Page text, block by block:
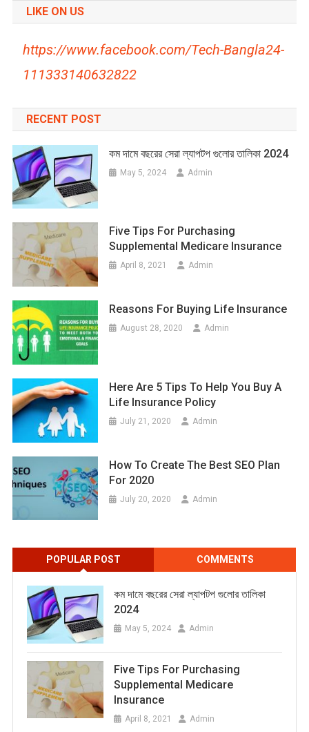
LIKE ON US
https://www.facebook.com/Tech-Bangla24-
111333140632822
RECENT POST
কম দামে বছরের সেরা ল্যাপটপ গুলোর তালিকা 2024
May 5, 2024 Admin
Five Tips For Purchasing
Supplemental Medicare Insurance
April 8, 2021 Admin
Reasons For Buying Life Insurance
August 28, 2020 Admin
Here Are 5 Tips To Help You Buy A
Life Insurance Policy
July 21, 2020 Admin
How To Create The Best SEO Plan
For 2020
July 20, 2020 Admin
POPULAR POST COMMENTS
কম দামে বছরের সেরা ল্যাপটপ গুলোর তালিকা
2024
May 5, 2024 Admin
Five Tips For Purchasing
Supplemental Medicare
Insurance
April 8, 2021 Admin